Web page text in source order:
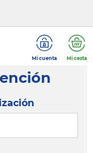
Mi cuenta Mi cesta